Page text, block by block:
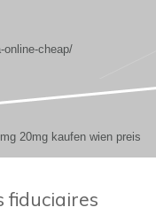
online-cheap/
20mg kaufen wien preis
fiduciaires